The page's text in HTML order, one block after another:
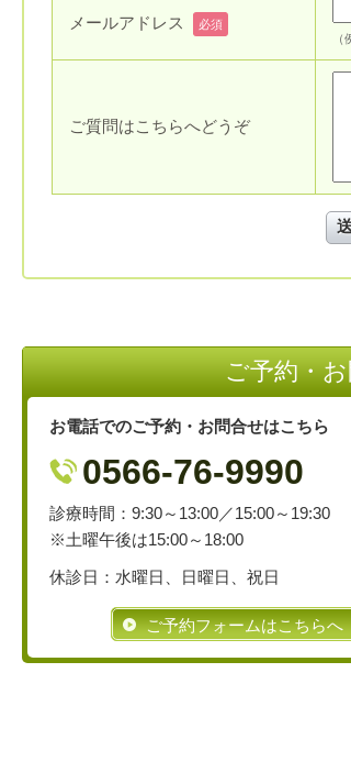
メールアドレス
必須
ご質問はこちらへどうぞ
ご予約・
お電話でのご予約・お問合せはこちら
0566-76-9990
診療時間：9:30～13:00／15:00～19:30
※土曜午後は15:00～18:00
休診日：水曜日、日曜日、祝日
ご予約フォームはこちらへ